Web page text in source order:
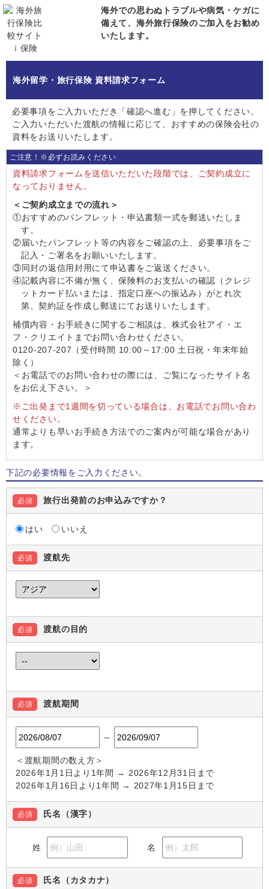
海外での思わぬトラブルや病気・ケガに
備えて、海外旅行保険のご加入をお勧め
いたします。
海外留学・旅行保険 資料請求フォーム
必要事項をご入力いただき「確認へ進む」を押してください。
ご入力いただいた渡航の情報に応じて、おすすめの保険会社の
資料をお送りいたします。
ご注意！※必ずお読みください
資料請求フォームを送信いただいた段階では、ご契約成立に
なっておりません。
＜ご契約成立までの流れ＞
①おすすめのパンフレット・申込書類一式を郵送いたしま
す。
②届いたパンフレット等の内容をご確認の上、必要事項をご
記入・ご署名をお願いいたします。
③同封の返信用封用にて申込書をご返送ください。
④記載内容に不備が無く、保険料のお支払いの確認（クレジ
ットカード払いまたは、指定口座への振込み）がとれ次
第、契約証を作成し郵送にてお送りいたします。
補償内容・お手続きに関するご相談は、株式会社アイ・エ
フ・クリエイトまでお問い合わせください。
0120-207-207（受付時間 10:00～17:00 土日祝・年末年始
除く）
＜お電話でのお問い合わせの際には、ご覧になったサイト名
をお伝え下さい。＞
※ご出発まで1週間を切っている場合は、お電話でお問い合わ
せください。
通常よりも早いお手続き方法でのご案内が可能な場合があり
ます。
下記の必要情報をご入力ください。
必須 旅行出発前のお申込みですか？
はい いいえ
必須 渡航先
必須 渡航の目的
必須 渡航期間
～
＜渡航期間の数え方＞
2026年1月1日より1年間 → 2026年12月31日まで
2026年1月16日より1年間 → 2027年1月15日まで
必須 氏名（漢字）
姓 名
必須 氏名（カタカナ）